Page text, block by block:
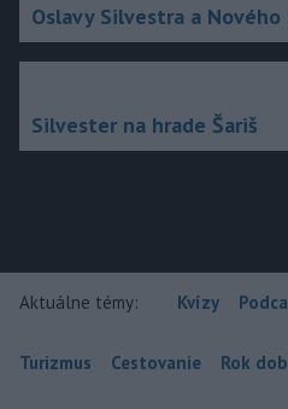
Oslavy Silvestra a Nového
Silvester na hrade Šariš
Aktuálne témy: Kvízy
Turizmus Cestovanie Rok